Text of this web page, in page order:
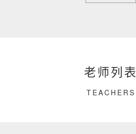
老师列表
TEACHERS